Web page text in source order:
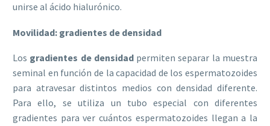
unirse al ácido hialurónico.
Movilidad: gradientes de densidad
Los gradientes de densidadpermiten separar la muestra
seminal en función de la capacidad de los espermatozoides
para atravesar distintos medios con densidad diferente.
Para ello, se utiliza un tubo especial con diferentes
gradientes para ver cuántos espermatozoides llegan a la